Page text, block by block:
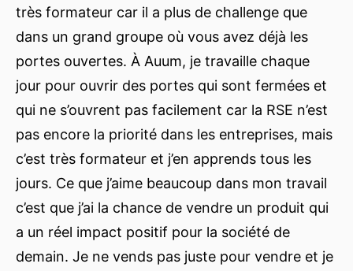
très formateur car il a plus de challenge que
dans un grand groupe où vous avez déjà les
portes ouvertes. À Auum, je travaille chaque
jour pour ouvrir des portes qui sont fermées et
qui ne s’ouvrent pas facilement car la RSE n’est
pas encore la priorité dans les entreprises, mais
c’est très formateur et j’en apprends tous les
jours. Ce que j’aime beaucoup dans mon travail
c’est que j’ai la chance de vendre un produit qui
a un réel impact positif pour la société de
demain. Je ne vends pas juste pour vendre et je